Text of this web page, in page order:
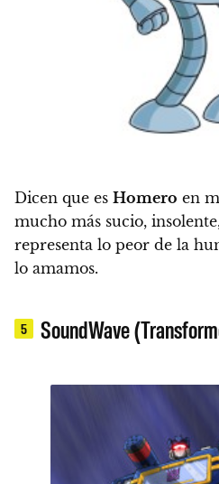
Dicen que es Homero en
mucho más sucio,
representa lo peor de la
lo amamos.
5 SoundWave